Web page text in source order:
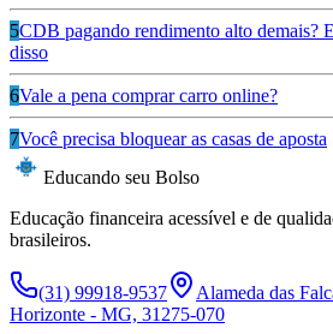
5CDB pagando rendimento alto demais?
disso
6Vale a pena comprar carro online?
7Você precisa bloquear as casas de aposta
Educando seu Bolso
Educação financeira acessível e de
brasileiros.
(31) 99918-9537
Alameda das
Horizonte - MG, 31275-070